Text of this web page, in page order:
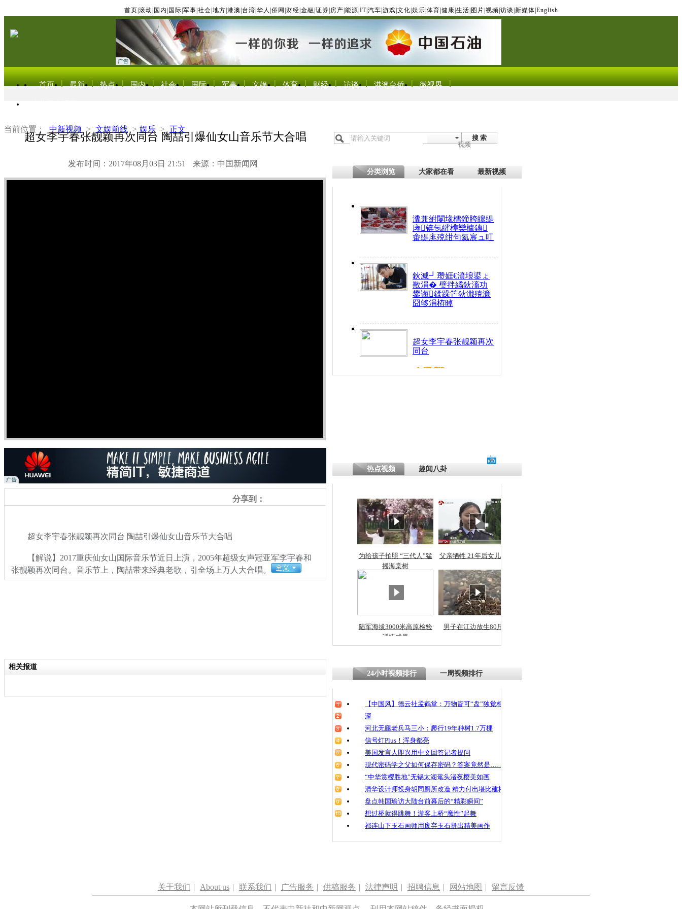
首页 滚动 国内 国际 军事 社会 地方 港澳 台湾 华人 侨网 财经 金融 证券 房产 能源 IT| 汽车 游戏 文化 娱乐 体育 健康 生活 图片 视频 访谈 新媒体 English
首页 最新 热点 国内 社会 国际 军事 文娱 体育 财经 访谈 港澳台侨 微视界
当前位置： 中新视频 > 文娱前线 > 娱乐 > 正文
超女李宇春张靓颖再次同台 陶喆引爆仙女山音乐节大合唱
发布时间：2017年08月03日 21:51 来源：中国新闻网
搜 索
视频
分类浏览 大家都在看 最新视频
瀵兼紨闄堟檽鍗胯皥缇
庨锛氬皬榫欒櫨鏄
畬缇庣殑绀句氦宸ュ叿
鈥滅┛瓒娾€濆埌鍙ょ
敾涓� 璧拌繘鈥滀功
鐢诲鍒跺笀鈥濈殑濂
囧够涓栫晫
超女李宇春张靓颖再次
同台
分享到：
超女李宇春张靓颖再次同台 陶喆引爆仙女山音乐节大合唱
【解说】2017重庆仙女山国际音乐节近日上演，2005年超级女声冠亚军李宇春和
张靓颖再次同台。音乐节上，陶喆带来经典老歌，引全场上万人大合唱。
热点视频 趣闻八卦
为给孩子拍照 “三代人”猛
摇海棠树
父亲牺牲 21年后女儿从警
陆军海拔3000米高原检验
训练成果
男子在江边放生80斤蛇
相关报道
24小时视频排行
一周视频排行
【中国风】德云社孟鹤堂：万物皆可“盘”独觉相声
深
河北无腿老兵马三小：爬行19年种树1.7万棵
信号灯Plus！浑身都亮
美国发言人即兴用中文回答记者提问
现代密码学之父如何保存密码？答案竟然是……
“中华赏樱胜地”无锡太湖鼋头渚夜樱美如画
清华设计师投身胡同厕所改造 精力付出堪比建楼
盘点韩国瑜访大陆台前幕后的“精彩瞬间”
想过桥就得跳舞！游客上桥“魔性”起舞
祁连山下玉石画师用废弃玉石拼出精美画作
关于我们 | About us | 联系我们 | 广告服务 | 供稿服务 | 法律声明 | 招聘信息 | 网站地图 | 留言反馈